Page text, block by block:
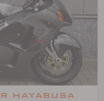
HAYABUSA